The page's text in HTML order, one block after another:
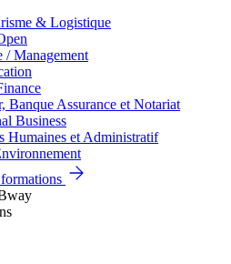
& Logistique
/ Management
Banque Assurance et Notariat
Business
Humaines et Administratif